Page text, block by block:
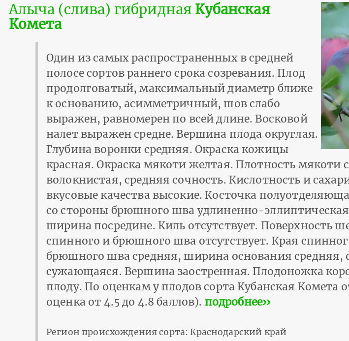
Алыча (слива) гибридная Кубанская
Комета
Один из самых распространенных в средней
полосе сортов раннего срока созревания. Плод
продолговатый, максимальный диаметр ближе
к основанию, асимметричный, шов слабо
выражен, равномерен по всей длине. Восковой
налет выражен средне. Вершина плода округлая.
Глубина воронки средняя. Окраска кожицы
красная. Окраска мякоти желтая. Плотность мякоти
волокнистая, средняя сочность. Кислот­ность и
вкусовые качества высокие. Косточка
со стороны брюшного шва удлиненно-
ширина посредине. Киль отсутствует. Поверхность
спинного и брюшного шва отсутствует. Края
брюшного шва средняя, ширина основания средняя,
сужающаяся. Вершина заостренная. Плодоножка
плоду. По оценкам у плодов сорта Кубанская Комета
оценка от 4.5 до 4.8 баллов). подробнее››
Регион происхождения сорта: Краснодарский край